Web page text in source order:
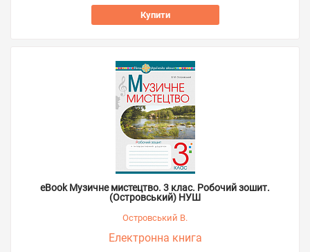
Купити
eBook Музичне мистецтво. 3 клас. Робочий зошит.
(Островський) НУШ
Островський В.
Електронна книга